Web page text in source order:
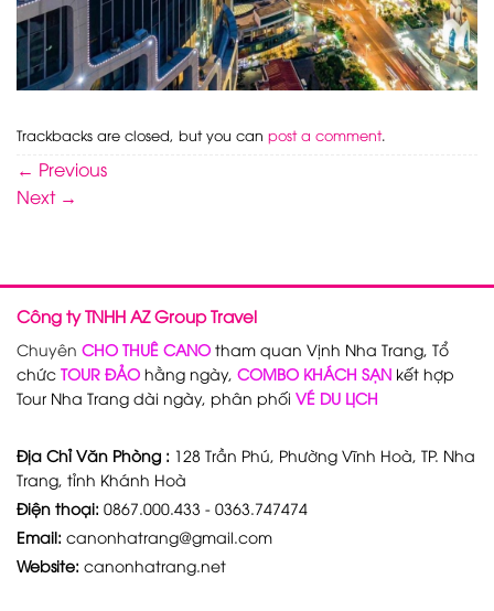
Trackbacks are closed, but you can post a comment.
← Previous
Next →
Công ty TNHH AZ Group Travel
Chuyên CHO THUÊ CANO tham quan Vịnh Nha Trang, Tổ
chức TOUR ĐẢO hằng ngày, COMBO KHÁCH SẠN kết hợp
Tour Nha Trang dài ngày, phân phối VÉ DU LỊCH
Địa Chỉ Văn Phòng : 128 Trần Phú, Phường Vĩnh Hoà, TP. Nha
Trang, tỉnh Khánh Hoà
Điện thoại: 0867.000.433 - 0363.747474
Email: canonhatrang@gmail.com
Website: canonhatrang.net